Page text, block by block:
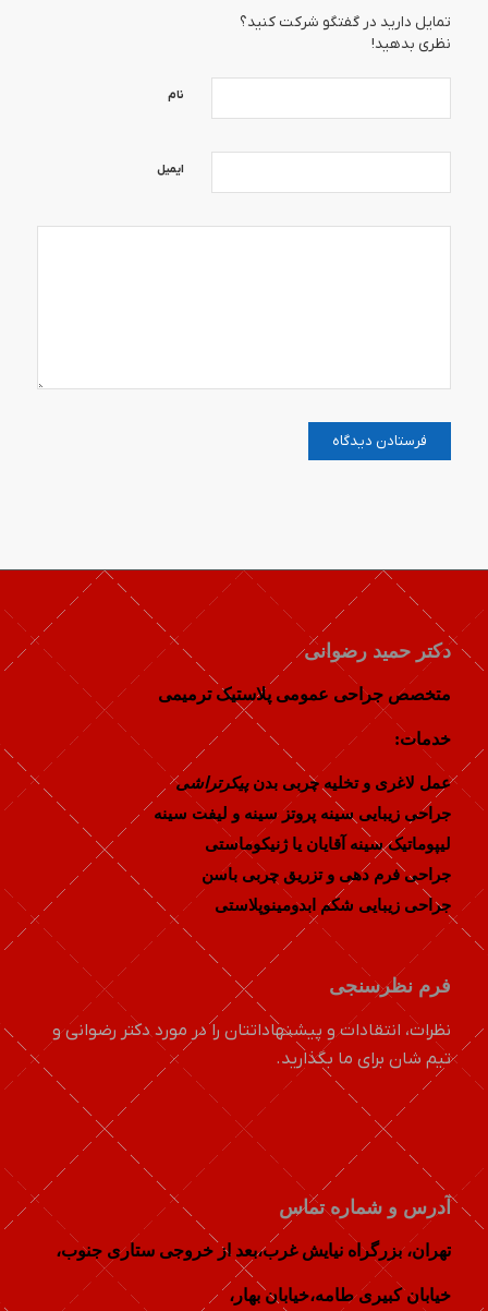
تمایل دارید در گفتگو شرکت کنید؟
نظری بدهید!
نام
ایمیل
دکتر حمید رضوانی
متخصص جراحی عمومی پلاستیک ترمیمی
خدمات:
عمل لاغری و تخلیه چربی بدن پیکرتراشی
جراحی زیبایی سینه پروتز سینه و لیفت سینه
لیپوماتیک سینه آقایان یا ژنیکوماستی
جراحی فرم دهی و تزریق چربی باسن
جراحی زیبایی شکم ابدومینوپلاستی
فرم نظرسنجی
نظرات، انتقادات و پیشنهاداتتان را در مورد دکتر رضوانی و
تیم شان برای ما بگذارید.
آدرس و شماره تماس
تهران، بزرگراه نیایش غرب،بعد از خروجی ستاری جنوب،
خيابان كبيری طامه،خیابان بهار،